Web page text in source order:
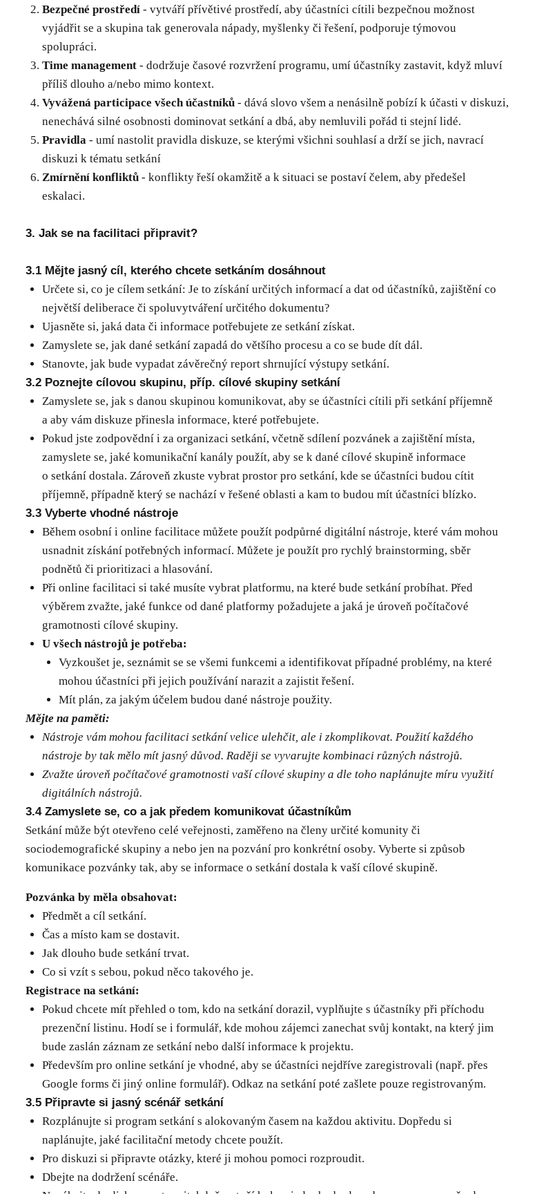
Bezpečné prostředí - vytváří přívětivé prostředí, aby účastníci cítili bezpečnou možnost
vyjádřit se a skupina tak generovala nápady, myšlenky či řešení, podporuje týmovou
spolupráci.
Time management - dodržuje časové rozvržení programu, umí účastníky zastavit, když mluví
příliš dlouho a/nebo mimo kontext.
Vyvážená participace všech účastníků - dává slovo všem a nenásilně pobízí k účasti v diskuzi,
nenechává silné osobnosti dominovat setkání a dbá, aby nemluvili pořád ti stejní lidé.
Pravidla - umí nastolit pravidla diskuze, se kterými všichni souhlasí a drží se jich, navrací
diskuzi k tématu setkání
Zmírnění konfliktů- konflikty řeší okamžitě a k situaci se postaví čelem, aby předešel
eskalaci.
3. Jak se na facilitaci připravit?
3.1 Mějte jasný cíl, kterého chcete setkáním dosáhnout
Určete si, co je cílem setkání: Je to získání určitých informací a dat od účastníků, zajištění co
největší deliberace či spoluvytváření určitého dokumentu?
Ujasněte si, jaká data či informace potřebujete ze setkání získat.
Zamyslete se, jak dané setkání zapadá do většího procesu a co se bude dít dál.
Stanovte, jak bude vypadat závěrečný report shrnující výstupy setkání.
3.2 Poznejte cílovou skupinu, příp. cílové skupiny setkání
Zamyslete se, jak s danou skupinou komunikovat, aby se účastníci cítili při setkání příjemně
a aby vám diskuze přinesla informace, které potřebujete.
Pokud jste zodpovědní i za organizaci setkání, včetně sdílení pozvánek a zajištění místa,
zamyslete se, jaké komunikační kanály použít, aby se k dané cílové skupině informace
o setkání dostala. Zároveň zkuste vybrat prostor pro setkání, kde se účastníci budou cítit
příjemně, případně který se nachází v řešené oblasti a kam to budou mít účastníci blízko.
3.3 Vyberte vhodné nástroje
Během osobní i online facilitace můžete použít podpůrné digitální nástroje, které vám mohou
usnadnit získání potřebných informací. Můžete je použít pro rychlý brainstorming, sběr
podnětů či prioritizaci a hlasování.
Při online facilitaci si také musíte vybrat platformu, na které bude setkání probíhat. Před
výběrem zvažte, jaké funkce od dané platformy požadujete a jaká je úroveň počítačové
gramotnosti cílové skupiny.
U všech nástrojů je potřeba:
Vyzkoušet je, seznámit se se všemi funkcemi a identifikovat případné problémy, na které
mohou účastníci při jejich používání narazit a zajistit řešení.
Mít plán, za jakým účelem budou dané nástroje použity.
Mějte na paměti:
Nástroje vám mohou facilitaci setkání velice ulehčit, ale i zkomplikovat. Použití každého
nástroje by tak mělo mít jasný důvod. Raději se vyvarujte kombinaci různých nástrojů.
Zvažte úroveň počítačové gramotnosti vaší cílové skupiny a dle toho naplánujte míru využití
digitálních nástrojů.
3.4 Zamyslete se, co a jak předem komunikovat účastníkům
Setkání může být otevřeno celé veřejnosti, zaměřeno na členy určité komunity či
sociodemografické skupiny a nebo jen na pozvání pro konkrétní osoby. Vyberte si způsob
komunikace pozvánky tak, aby se informace o setkání dostala k vaší cílové skupině.
Pozvánka by měla obsahovat:
Předmět a cíl setkání.
Čas a místo kam se dostavit.
Jak dlouho bude setkání trvat.
Co si vzít s sebou, pokud něco takového je.
Registrace na setkání:
Pokud chcete mít přehled o tom, kdo na setkání dorazil, vyplňujte s účastníky při příchodu
prezenční listinu. Hodí se i formulář, kde mohou zájemci zanechat svůj kontakt, na který jim
bude zaslán záznam ze setkání nebo další informace k projektu.
Především pro online setkání je vhodné, aby se účastníci nejdříve zaregistrovali (např. přes
Google forms či jiný online formulář). Odkaz na setkání poté zašlete pouze registrovaným.
3.5 Připravte si jasný scénář setkání
Rozplánujte si program setkání s alokovaným časem na každou aktivitu. Dopředu si
naplánujte, jaké facilitační metody chcete použít.
Pro diskuzi si připravte otázky, které ji mohou pomoci rozproudit.
Dbejte na dodržení scénáře.